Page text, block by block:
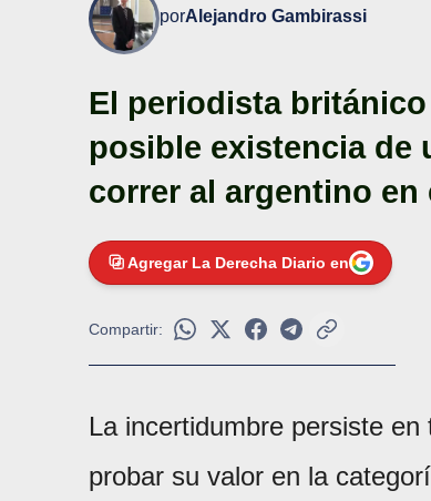
porAlejandro Gambirassi
El periodista
posible existencia de
correr al argentino en
Agregar La Derecha Diario en
Compartir:
La incertidumbre persiste
probar su valor en la